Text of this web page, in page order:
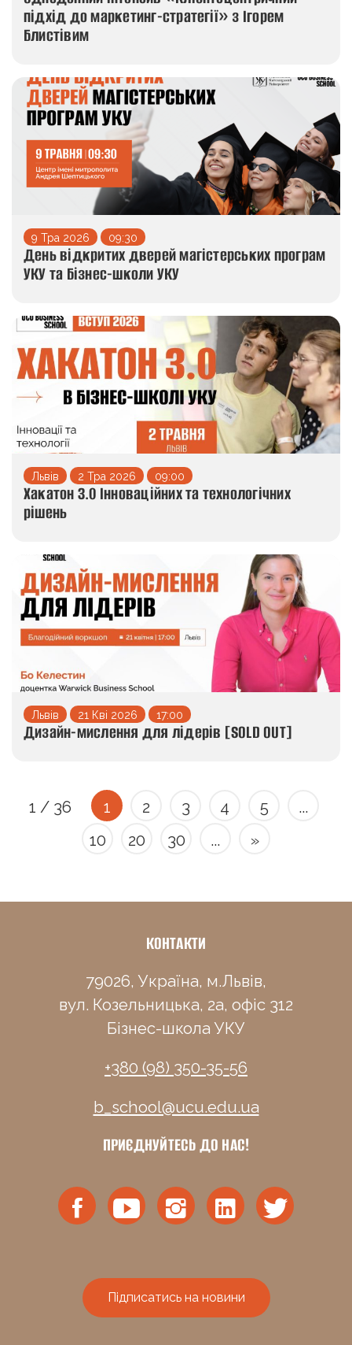
підхід до маркетинг-стратегії» з Ігорем
Блистівим
9 Тра 2026 09:30
День відкритих дверей магістерських програм
УКУ та Бізнес-школи УКУ
Львів 2 Тра 2026 09:00
Хакатон 3.0 Інноваційних та технологічних
рішень
Львів 21 Кві 2026 17:00
Дизайн-мислення для лідерів [SOLD OUT]
1 / 36 1 2 3 4 5
...
10
20 30 ... »
КОНТАКТИ
79026, Україна, м.Львів,
вул. Козельницька, 2а, офіс 312
Бізнес-школа УКУ
+380 (98) 350-35-56
b_school@ucu.edu.ua
ПРИЄДНУЙТЕСЬ ДО НАС!
Підписатись на новини